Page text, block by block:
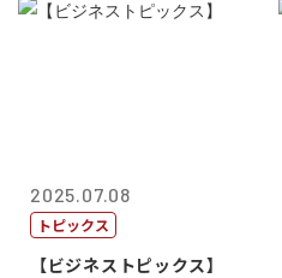
2025.07.08
トピックス
【ビジネストピックス】